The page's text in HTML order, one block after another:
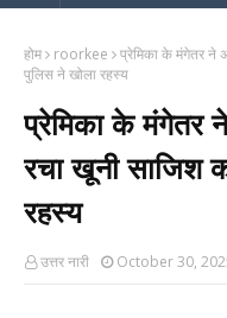
होम roorkee
प्रेमिका के मंगेतर ने
पुलिस ने खोला रहस्य
प्रेमिका के मंगेतर
रचा खूनी साजिश
रहस्य
उत्तर नारी October 30,